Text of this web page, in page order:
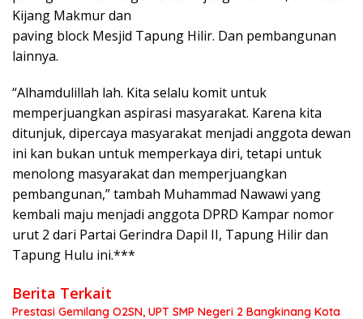
Kijang Makmur dan
paving block Mesjid Tapung Hilir. Dan pembangunan
lainnya.
“Alhamdulillah lah. Kita selalu komit untuk
memperjuangkan aspirasi masyarakat. Karena kita
ditunjuk, dipercaya masyarakat menjadi anggota dewan
ini kan bukan untuk memperkaya diri, tetapi untuk
menolong masyarakat dan memperjuangkan
pembangunan,” tambah Muhammad Nawawi yang
kembali maju menjadi anggota DPRD Kampar nomor
urut 2 dari Partai Gerindra Dapil II, Tapung Hilir dan
Tapung Hulu ini.***
Berita Terkait
Prestasi Gemilang O2SN, UPT SMP Negeri 2 Bangkinang Kota